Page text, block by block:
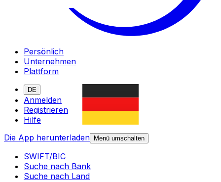
Persönlich
Unternehmen
Plattform
DE
Anmelden
Registrieren
Hilfe
Die App herunterladen
Menü umschalten
SWIFT/BIC
Suche nach Bank
Suche nach Land